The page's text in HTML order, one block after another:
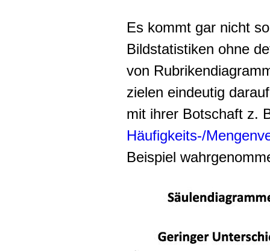
Es kommt gar nicht
Bildstatistiken ohne
von
zielen eindeutig
mit ihrer Botschaft z.
Häufigkeits-/
Beispiel